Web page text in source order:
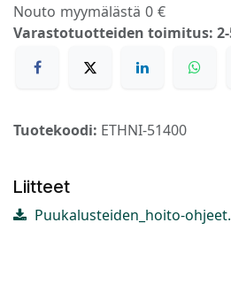
Nouto myymälästä 0 €
Varastotuotteiden toimitus:
Tuotekoodi: ETHNI-51400
Liitteet
Puukalusteiden_hoito-